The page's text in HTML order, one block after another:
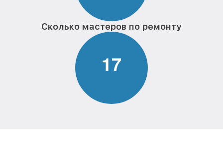
Сколько мастеров по ремонту
17